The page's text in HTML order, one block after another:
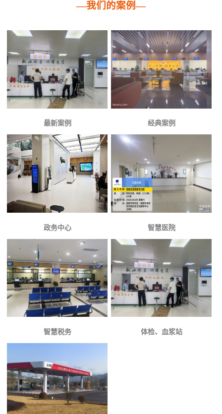
—我们的案例—
最新案例 经典案例
政务中心 智慧医院
智慧税务 体检、血浆站